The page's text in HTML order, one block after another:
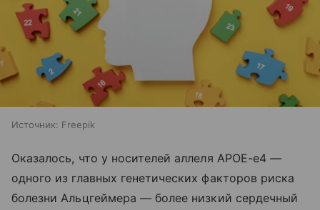
Источник: Freepik
Оказалось, что у носителей аллеля APOE-e4 —
одного из главных генетических факторов риска
болезни Альцгеймера — более низкий сердечный